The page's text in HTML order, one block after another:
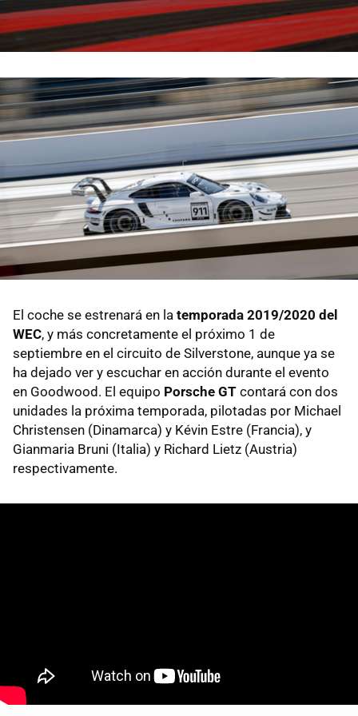
El coche se estrenará en la temporada 2019/2020 del
WEC, y más concretamente el próximo 1 de
septiembre en el circuito de Silverstone, aunque ya se
ha dejado ver y escuchar en acción durante el evento
en Goodwood. El equipo Porsche GT contará con dos
unidades la próxima temporada, pilotadas por Michael
Christensen (Dinamarca) y Kévin Estre (Francia), y
Gianmaria Bruni (Italia) y Richard Lietz (Austria)
respectivamente.